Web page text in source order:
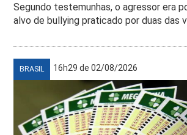
Segundo testemunhas, o agressor era
alvo de bullying praticado por duas das
BRASIL 16h29 de 02/08/2026